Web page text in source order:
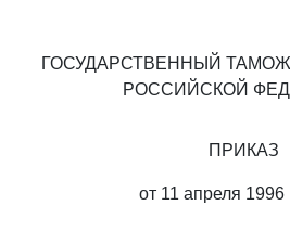
ГОСУДАРСТВЕННЫЙ
РОССИЙСКОЙ
ПРИКАЗ
от 11 апреля 1996